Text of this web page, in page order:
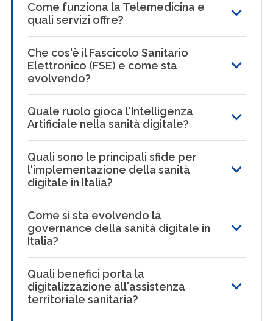
Come funziona la Telemedicina e
quali servizi offre?
Che cos'è il Fascicolo Sanitario
Elettronico (FSE) e come sta
evolvendo?
Quale ruolo gioca l'Intelligenza
Artificiale nella sanità digitale?
Quali sono le principali sfide per
l'implementazione della sanità
digitale in Italia?
Come si sta evolvendo la
governance della sanità digitale in
Italia?
Quali benefici porta la
digitalizzazione all'assistenza
territoriale sanitaria?